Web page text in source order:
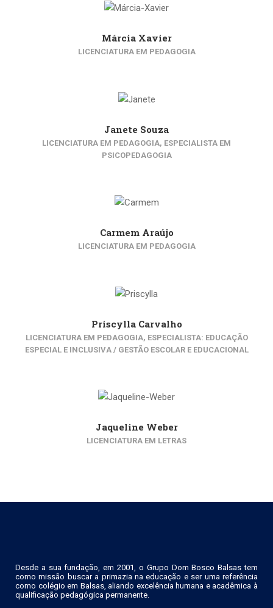
Márcia Xavier
LICENCIATURA EM PEDAGOGIA
Janete Souza
LICENCIATURA EM PEDAGOGIA, ESPECIALISTA EM
PSICOPEDAGOGIA
Carmem Araújo
LICENCIATURA EM PEDAGOGIA
Priscylla Carvalho
LICENCIATURA EM PEDAGOGIA, ESPECIALISTA: EDUCAÇÃO
ESPECIAL E INCLUSIVA / GESTÃO ESCOLAR E EDUCACIONAL
Jaqueline Weber
LICENCIATURA EM LETRAS
Desde a sua fundação, em 2001, o Grupo Dom Bosco Balsas tem
como missão buscar a primazia na educação e ser uma referência
como colégio em Balsas, aliando excelência humana e acadêmica à
qualificação pedagógica permanente.